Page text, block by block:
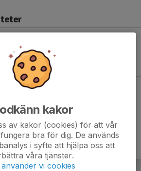
aktiviteter inbokade
kakor
av kakor (cookies) för att vår
bra för dig. De används
i syfte att hjälpa oss att
våra tjänster.
använder vi cookies